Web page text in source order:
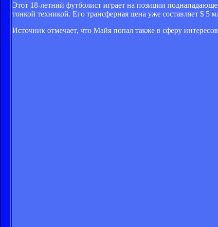
Этот 18-летний футболист играет на позиции
тонкой техникой. Его трансферная цена уже составляет $ 5
Источник отмечает, что Майя попал также в сферу